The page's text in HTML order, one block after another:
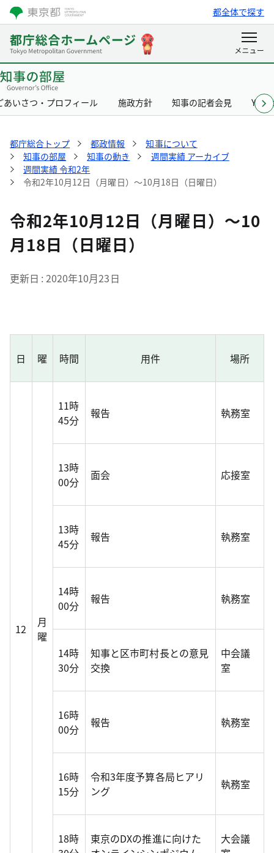
都全体で探す
あいさつ・プロフィール 施政方針 知事の記者会見
都庁総合トップ 都政情報
知事について
知事の部屋
知事の動き
週間実績 アーカイブ
週間実績 令和2年
令和2年10月12日（月曜日）～10月18日（日曜日）
令和2年10月12日（月曜日）～10
月18日（日曜日）
更新日 2020年10月23日
日 曜 時間 用件 場所
12
月
曜
11時
45分
報告 執務室
13時
00分
面会 応接室
13時
45分
報告 執務室
14時
00分
報告 執務室
14時
30分
知事と区市町村長との意見
交換
中会議
室
16時
00分
報告 執務室
16時
15分
令和3年度予算各局ヒアリ
ング
執務室
18時
東京のDXの推進に向けた
大会議